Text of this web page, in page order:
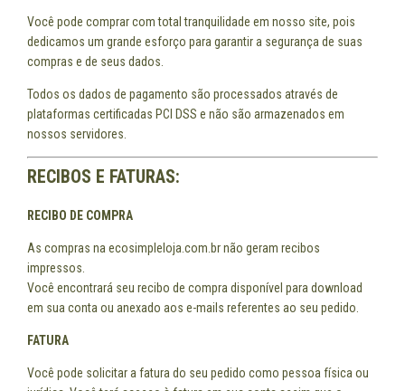
Você pode comprar com total tranquilidade em nosso site, pois
dedicamos um grande esforço para garantir a segurança de suas
compras e de seus dados.
Todos os dados de pagamento são processados através de
plataformas certificadas PCI DSS e não são armazenados em
nossos servidores.
RECIBOS E FATURAS:
RECIBO DE COMPRA
As compras na ecosimpleloja.com.br não geram recibos
impressos.
Você encontrará seu recibo de compra disponível para download
em sua conta ou anexado aos e-mails referentes ao seu pedido.
FATURA
Você pode solicitar a fatura do seu pedido como pessoa física ou